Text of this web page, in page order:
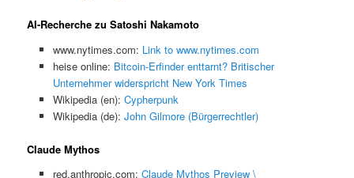
AI-Recherche zu Satoshi Nakamoto
www.nytimes.com: Link to www.nytimes.com
heise online: Bitcoin-Erfinder enttarnt? Britischer
Unternehmer widerspricht New York Times
Wikipedia (en): Cypherpunk
Wikipedia (de): John Gilmore (Bürgerrechtler)
Claude Mythos
red.anthropic.com: Claude Mythos Preview \